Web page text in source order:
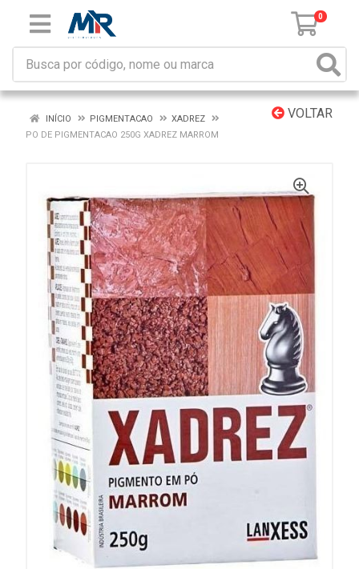
0
VOLTAR
INÍCIO PIGMENTACAO
XADREZ
PO DE PIGMENTACAO 250G XADREZ MARROM